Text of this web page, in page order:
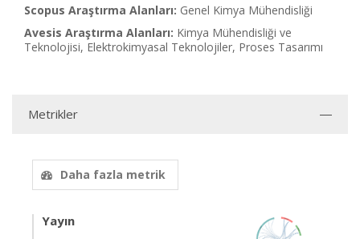
Scopus Araştırma Alanları: Genel Kimya Mühendisliği
Avesis Araştırma Alanları: Kimya Mühendisliği ve
Teknolojisi, Elektrokimyasal Teknolojiler, Proses Tasarımı
Metrikler
Daha fazla metrik
Yayın